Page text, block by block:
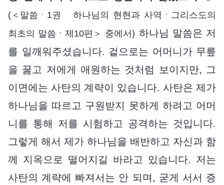
(＜말씀ㆍ1권 하나님의 현현과 사역ㆍ그리스도의
최초의 말씀ㆍ제10편＞ 중에서) 하나님 말씀은 저
를 일깨워주셨습니다. 겉으로는 어머니가 무릎
을 꿇고 저에게 애원하는 것처럼 보이지만, 그
이면에는 사탄의 계략이 있습니다. 사탄은 제가
하나님을 따르고 구원받지 못하게 하려고 어머
니를 통해 저를 시험하고 공격하는 것입니다.
그렇게 해서 제가 하나님을 배반하고 자신과 함
께 지옥으로 떨어지길 바라고 있습니다. 저는
사탄의 계략에 빠져서는 안 되며, 굳게 서서 증